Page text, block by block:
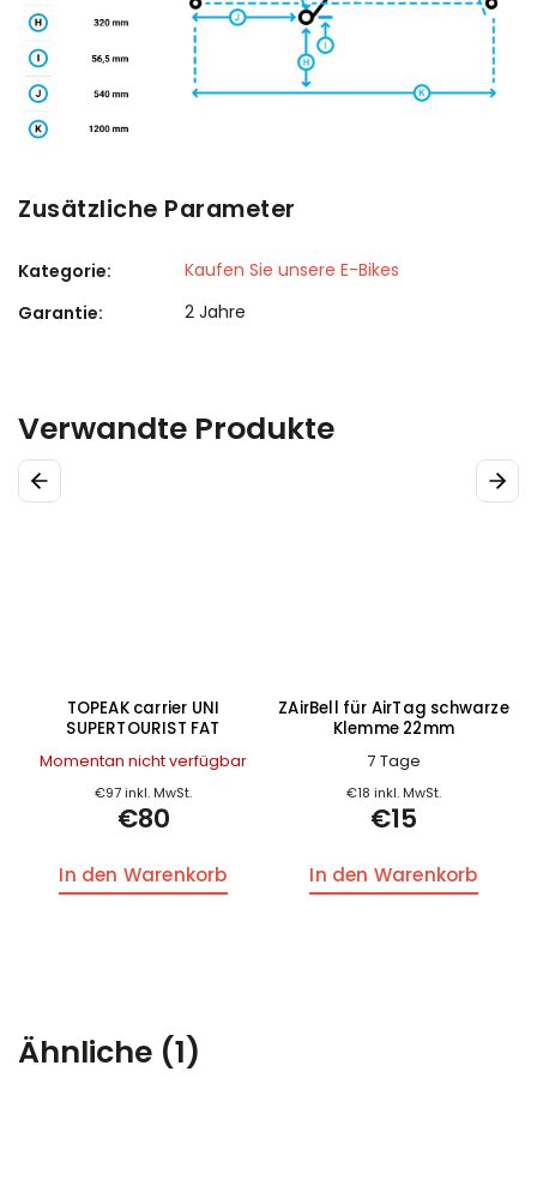
Zusätzliche Parameter
Kategorie:
Kaufen Sie unsere E-Bikes
Garantie: 2 Jahre
Verwandte Produkte
Previous
TOPEAK carrier UNI
SUPERTOURIST FAT
Momentan nicht verfügbar
€97 inkl. MwSt.
€80
In den Warenkorb
ZAirBell für AirTag schwarze
Klemme 22mm
7 Tage
€18 inkl. MwSt.
€15
In den Warenkorb
Next
Ähnliche (1)